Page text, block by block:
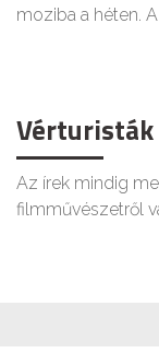
moziba a héten.
Vérturisták
Az írek mindig
filmművészetről